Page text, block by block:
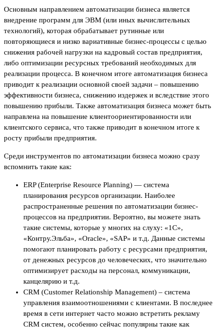
Основным направлением автоматизации бизнеса является
внедрение программ для ЭВМ (или иных вычислительных
технологий), которая обрабатывает рутинные или
повторяющиеся и низко вариативные бизнес-процессы с целью
снижения рабочей нагрузки на кадровый состав предприятия,
либо оптимизации ресурсных требований необходимых для
реализации процесса. В конечном итоге автоматизация бизнеса
приводит к реализации основной своей задачи – повышению
эффективности бизнеса, снижению издержек и вследствие этого
повышению прибыли. Также автоматизация бизнеса может быть
направлена на повышение клиентоориентированности или
клиентского сервиса, что также приводит в конечном итоге к
росту прибыли предприятия.
Среди инструментов по автоматизации бизнеса можно сразу
вспомнить такие как:
ERP (Enterprise Resource Planning) — система
планирования ресурсов организации. Наиболее
распространенные решения по автоматизации бизнес-
процессов на предприятии. Вероятно, вы можете знать
такие системы, которые у многих на слуху: «1С»,
«Контру.Эльба», «Oracle», «SAP» и т.д. Данные системы
помогают планировать работу с ресурсами предприятия,
от денежных ресурсов до человеческих, что значительно
оптимизирует расходы на персонал, коммуникации,
канцелярию и т.д.
CRM (Customer Relationship Management) – система
управления взаимоотношениями с клиентами. В последнее
время в сети интернет часто можно встретить рекламу
CRM систем, особенно сейчас популярны такие как